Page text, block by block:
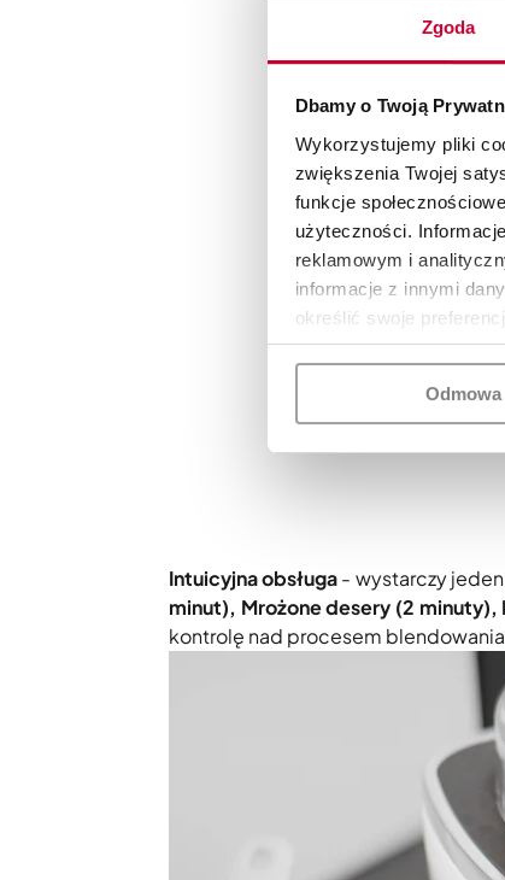
Zgoda
Dbamy o Twoją
Wykorzystujemy pliki
zwiększenia Twojej
funkcje
użyteczności.
reklamowym i
informacje z innymi
określić swoje
Odmowa
Intuicyjna obsługa- wystarczy
minut), Mrożone desery (2 minuty),
kontrolę nad procesem